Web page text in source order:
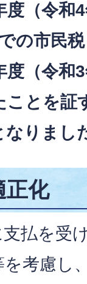
度（令和
の市民
度（令和
ことを証
なりま し
正化
払を受
考慮し